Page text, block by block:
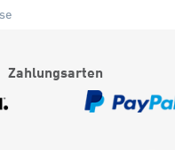
Zahlungsarten